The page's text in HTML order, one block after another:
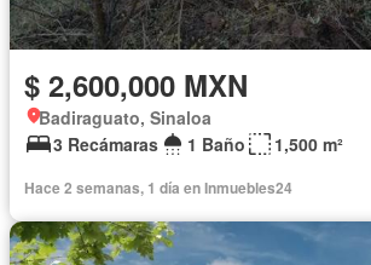
$ 2,600,000 MXN
Badiraguato, Sinaloa
3 Recámaras
1 Baño 1,500 m²
Hace 2 semanas, 1 día en Inmuebles24